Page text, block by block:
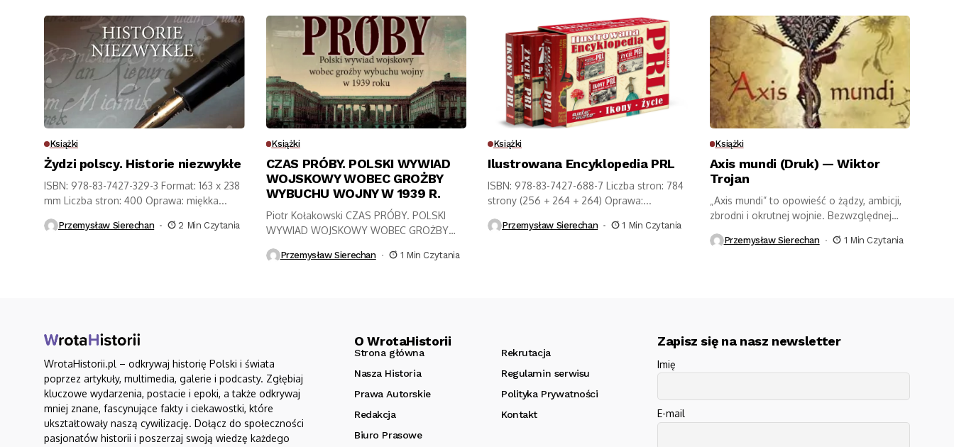
Książki
Żydzi polscy. Historie niezwykłe
ISBN: 978-83-7427-329-3 Format: 163 x 238
mm Liczba stron: 400 Oprawa: miękka...
Przemysław Sierechan 2 Min Czytania
Książki
CZAS PRÓBY. POLSKI WYWIAD
WOJSKOWY WOBEC GROŻBY
WYBUCHU WOJNY W 1939 R.
Piotr Kołakowski CZAS PRÓBY. POLSKI
WYWIAD WOJSKOWY WOBEC GROŻBY
Przemysław Sierechan 1 Min Czytania
Książki
Ilustrowana Encyklopedia PRL
ISBN: 978-83-7427-688-7 Liczba stron: 784
strony (256 + 264 + 264) Oprawa:...
Przemysław Sierechan 1 Min Czytania
Książki
Axis mundi (Druk) — Wiktor
Trojan
„Axis mundi” to opowieść o żądzy, ambicji,
zbrodni i okrutnej wojnie. Bezwzględnej
Przemysław Sierechan 1 Min Czytania
WrotaHistorii.pl – odkrywaj historię Polski i świata
poprzez artykuły, multimedia, galerie i podcasty. Zgłębiaj
kluczowe wydarzenia, postacie i epoki, a także odkrywaj
mniej znane, fascynujące fakty i ciekawostki, które
ukształtowały naszą cywilizację. Dołącz do społeczności
pasjonatów historii i poszerzaj swoją wiedzę każdego
O WrotaHistorii
Strona główna
Rekrutacja
Nasza Historia
Regulamin serwisu
Prawa Autorskie
Polityka Prywatności
Redakcja
Kontakt
Biuro Prasowe
Zapisz się na nasz newsletter
Imię
E-mail